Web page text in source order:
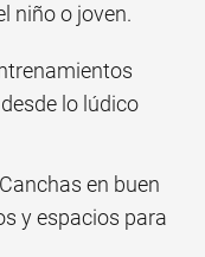
niño o joven.
lo lúdico
Canchas en buen
y espacios para